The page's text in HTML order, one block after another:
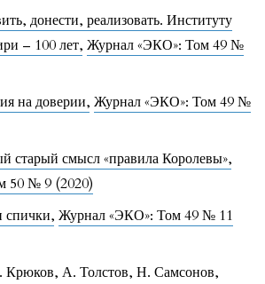
донести, реализовать. Институту
– 100 лет, Журнал «ЭКО»: Том 49 №
на доверии, Журнал «ЭКО»: Том 49 №
старый смысл «правила Королевы»,
50 № 9 (2020)
спички, Журнал «ЭКО»: Том 49 № 11
А. Толстов, Н. Самсонов,